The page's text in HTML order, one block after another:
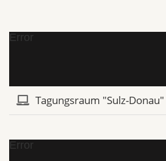
Error
Tagungsraum "Sulz-Donau"
Error